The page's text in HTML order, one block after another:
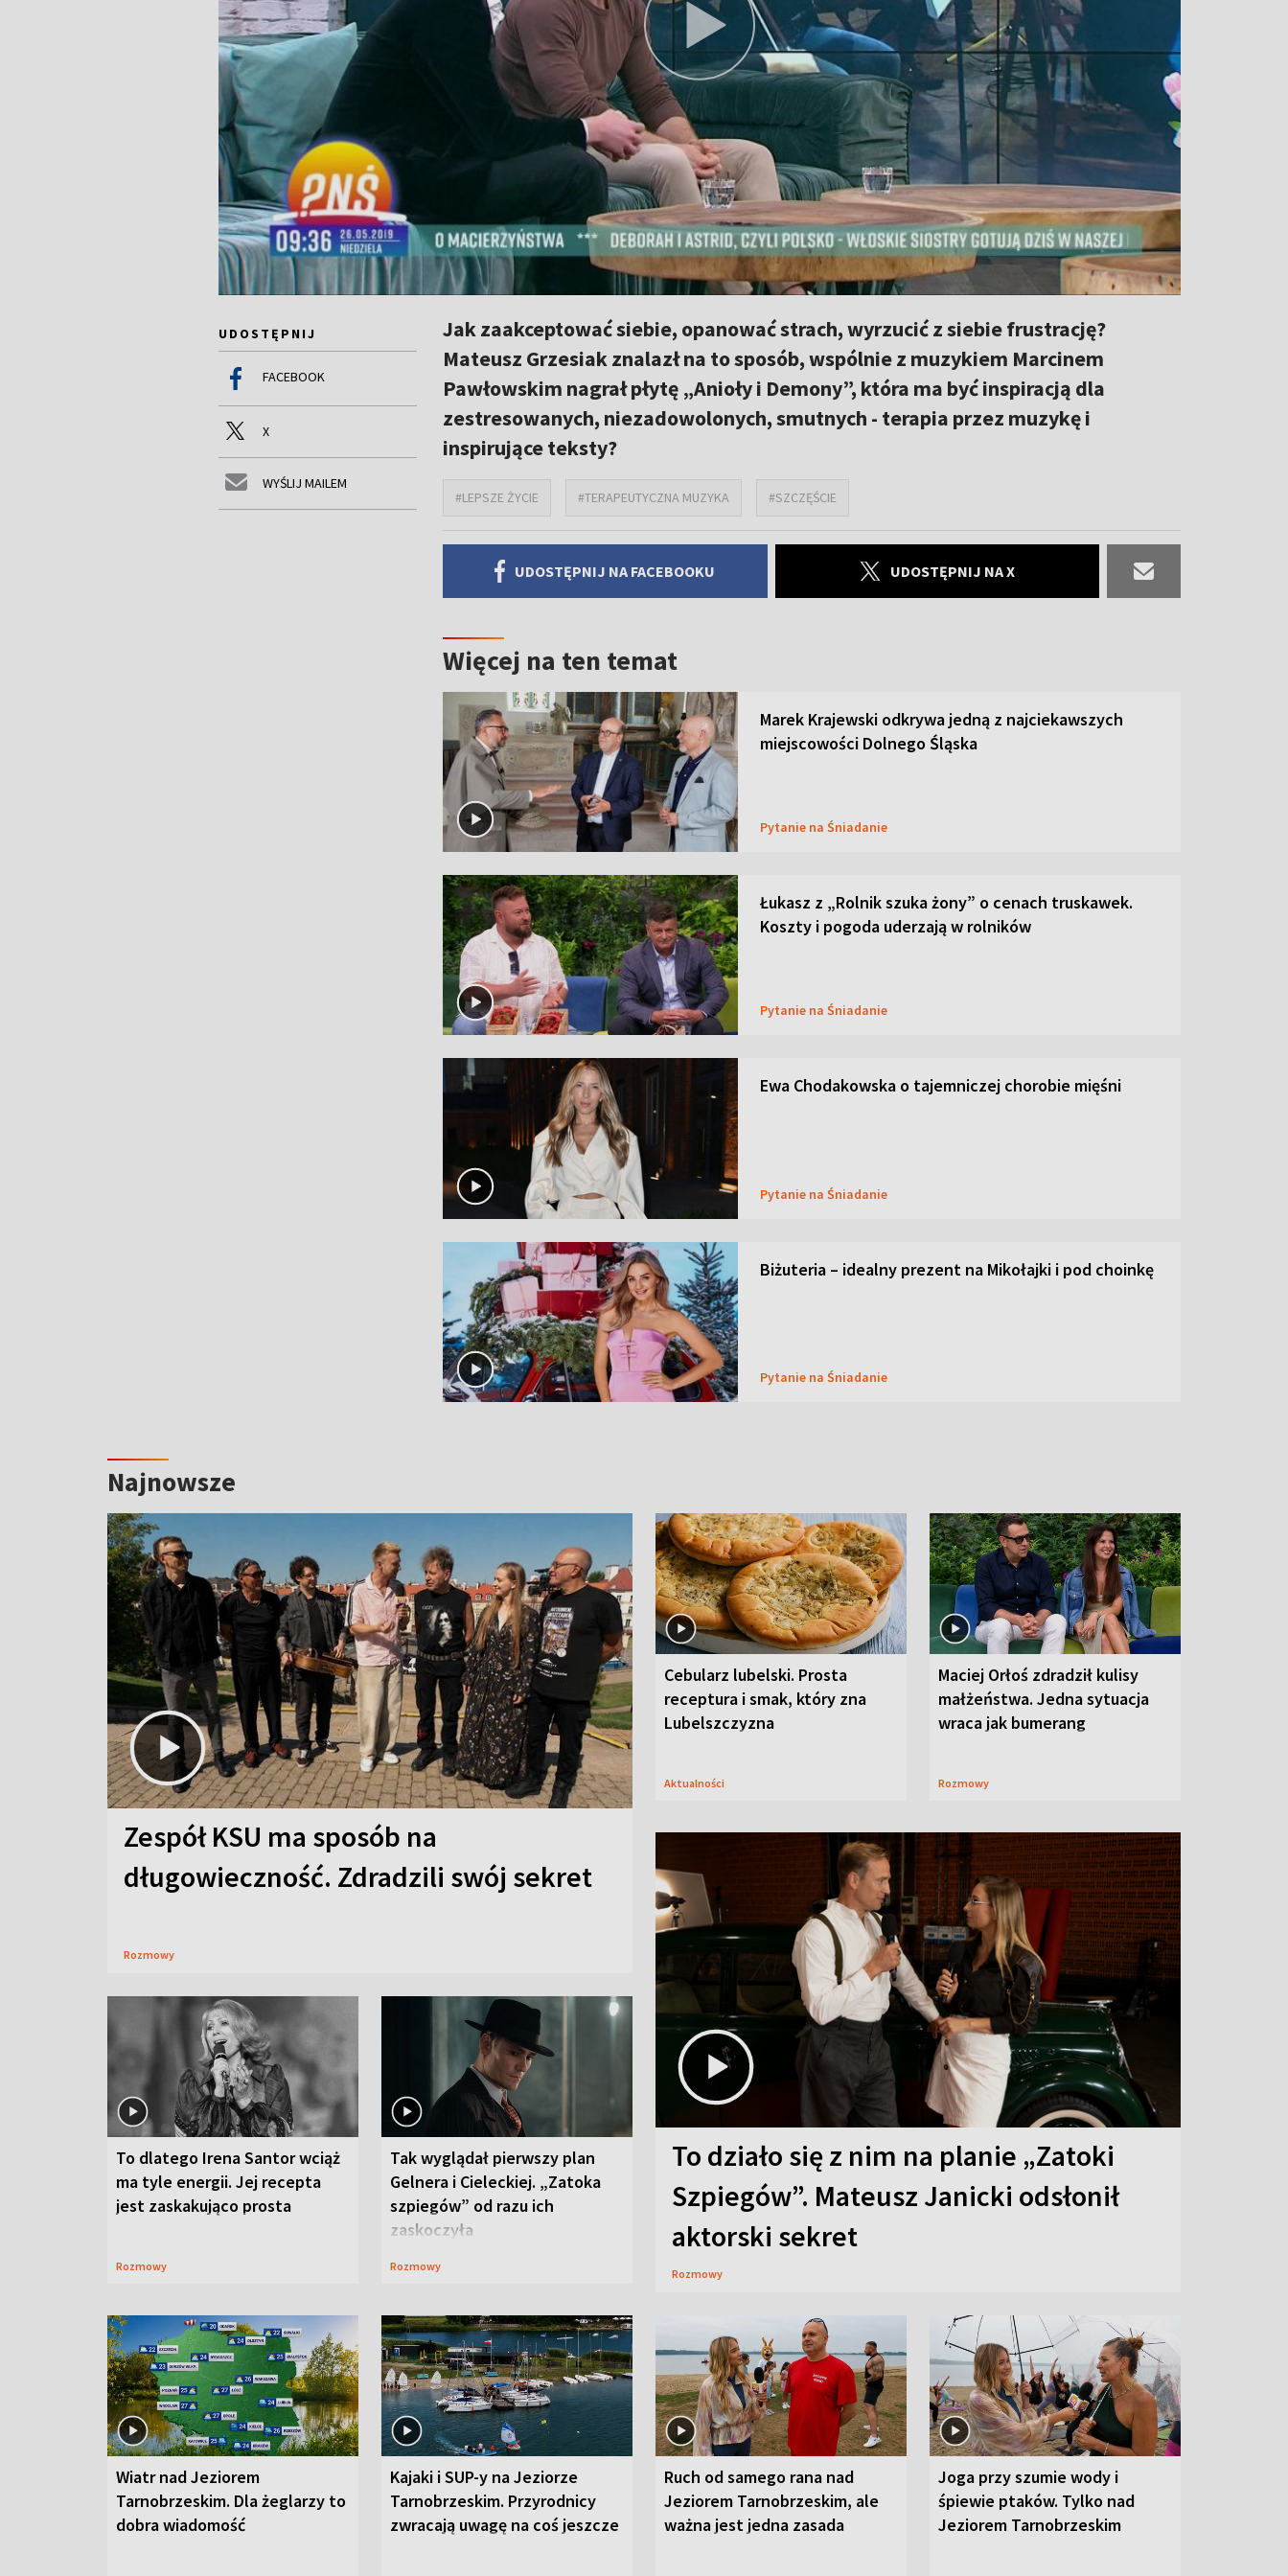
UDOSTĘPNIJ
FACEBOOK
X
WYŚLIJ MAILEM
Jak zaakceptować siebie, opanować strach, wyrzucić z siebie frustrację?
Mateusz Grzesiak znalazł na to sposób, wspólnie z muzykiem Marcinem
Pawłowskim nagrał płytę „Anioły i Demony”, która ma być inspiracją dla
zestresowanych, niezadowolonych, smutnych - terapia przez muzykę i
inspirujące teksty?
#LEPSZE ŻYCIE #TERAPEUTYCZNA MUZYKA #SZCZĘŚCIE
UDOSTĘPNIJ NA FACEBOOKU UDOSTĘPNIJ NA X
Więcej na ten temat
Marek Krajewski odkrywa jedną z najciekawszych
miejscowości Dolnego Śląska
Pytanie na Śniadanie
Łukasz z „Rolnik szuka żony” o cenach truskawek.
Koszty i pogoda uderzają w rolników
Pytanie na Śniadanie
Ewa Chodakowska o tajemniczej chorobie mięśni
Pytanie na Śniadanie
Biżuteria – idealny prezent na Mikołajki i pod choinkę
Pytanie na Śniadanie
Najnowsze
Zespół KSU ma sposób na
długowieczność. Zdradzili swój sekret
Rozmowy
Cebularz lubelski. Prosta
receptura i smak, który zna
Lubelszczyzna
Aktualności
Maciej Orłoś zdradził kulisy
małżeństwa. Jedna sytuacja
wraca jak bumerang
Rozmowy
To dlatego Irena Santor wciąż
ma tyle energii. Jej recepta
jest zaskakująco prosta
Rozmowy
Tak wyglądał pierwszy plan
Gelnera i Cieleckiej. „Zatoka
szpiegów” od razu ich
zaskoczyła
Rozmowy
To działo się z nim na planie „Zatoki
Szpiegów”. Mateusz Janicki odsłonił
aktorski sekret
Rozmowy
Wiatr nad Jeziorem
Tarnobrzeskim. Dla żeglarzy to
dobra wiadomość
Kajaki i SUP-y na Jeziorze
Tarnobrzeskim. Przyrodnicy
zwracają uwagę na coś jeszcze
Ruch od samego rana nad
Jeziorem Tarnobrzeskim, ale
ważna jest jedna zasada
Joga przy szumie wody i
śpiewie ptaków. Tylko nad
Jeziorem Tarnobrzeskim